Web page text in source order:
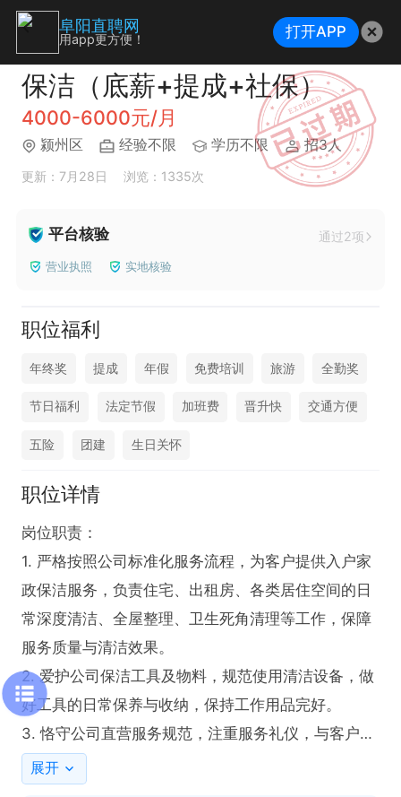
保洁（底薪+提成+社保）
4000-6000元/月
颍州区 经验不限 学历不限 招3人
更新：7月28日 浏览：1335次
平台核验 通过2项
营业执照 实地核验
职位福利
年终奖 提成 年假 免费培训 旅游 全勤奖
节日福利 法定节假 加班费 晋升快 交通方便
五险 团建 生日关怀
职位详情
岗位职责：
1. 严格按照公司标准化服务流程，为客户提供入户家
政保洁服务，负责住宅、出租房、各类居住空间的日
常深度清洁、全屋整理、卫生死角清理等工作，保障
服务质量与清洁效果。
2. 爱护公司保洁工具及物料，规范使用清洁设备，做
好工具的日常保养与收纳，保持工作用品完好。
3. 恪守公司直营服务规范，注重服务礼仪，与客户友
好沟通，耐心响应客户合理清洁需求，维护公司品牌
展开
阜阳直聘网
用app更方便！ 打开APP